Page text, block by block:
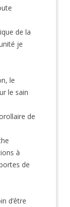
de la
je
le
le sain
de
à
de
d’être